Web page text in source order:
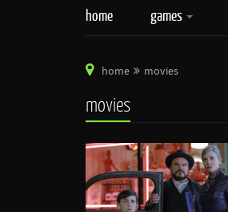
home games
home movies
movies